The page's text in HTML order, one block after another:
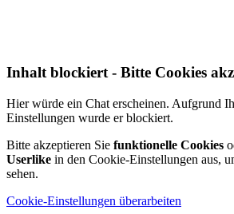
Inhalt blockiert - Bitte Cookies
Hier würde ein Chat erscheinen. Aufgrund
Einstellungen wurde er blockiert.
Bitte akzeptieren Sie funktionelle Cookies
Userlike in den Cookie-Einstellungen aus,
sehen.
Cookie-Einstellungen überarbeiten